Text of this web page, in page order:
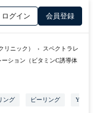
ログイン 会員登録
リニック） ›
スペクトラレ
ション（ビタミンC誘導体
ング ピーリング YAG